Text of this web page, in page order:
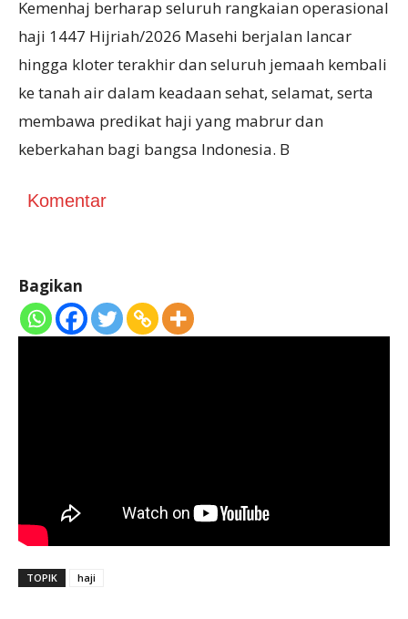
Kemenhaj berharap seluruh rangkaian operasional
haji 1447 Hijriah/2026 Masehi berjalan lancar
hingga kloter terakhir dan seluruh jemaah kembali
ke tanah air dalam keadaan sehat, selamat, serta
membawa predikat haji yang mabrur dan
keberkahan bagi bangsa Indonesia. B
Komentar
Bagikan
TOPIK haji